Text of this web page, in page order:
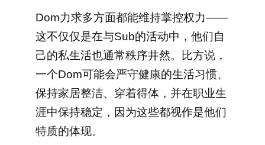
Dom力求多方面都能维持掌控权力——
这不仅仅是在与Sub的活动中，他们自
己的私生活也通常秩序井然。
比方说，
一个Dom可能会严守健康的生活习惯、
保持家居整洁、穿着得体，并在职业生
涯中保持稳定，因为这些都视作是他们
特质的体现。